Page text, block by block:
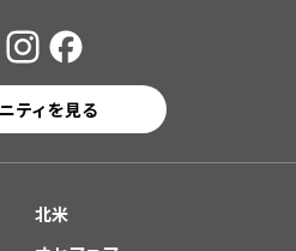
ティを見る
北米